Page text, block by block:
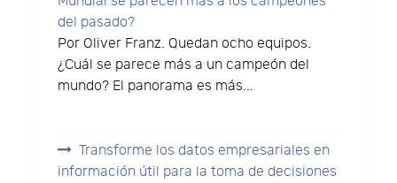
del pasado?
Por Oliver Franz. Quedan ocho equipos.
¿Cuál se parece más a un campeón del
mundo? El panorama es más...
Transforme los datos empresariales en
información útil para la toma de decisiones